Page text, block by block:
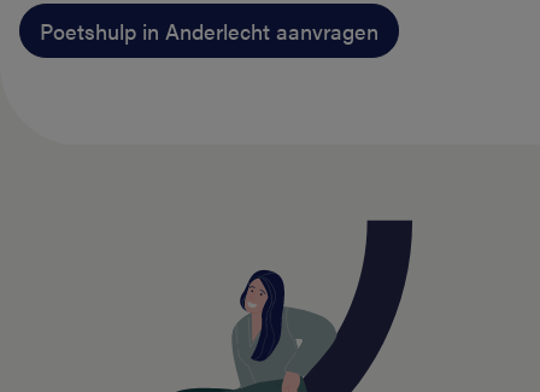
Poetshulp in Anderlecht aanvragen